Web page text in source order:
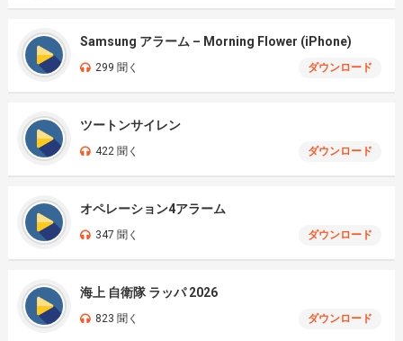
Samsung アラーム – Morning Flower (iPhone)
299 聞く ダウンロード
ツートンサイレン
422 聞く ダウンロード
オペレーション4アラーム
347 聞く ダウンロード
海上 自衛隊 ラッパ 2026
823 聞く ダウンロード